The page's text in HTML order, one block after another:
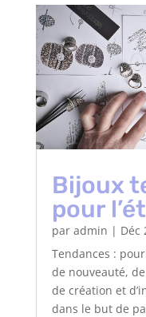
Bijoux
pour
par admin | Déc
Tendances :
de nouveauté,
de création et
dans le but de